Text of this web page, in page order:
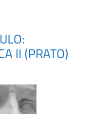
II (PRATO)